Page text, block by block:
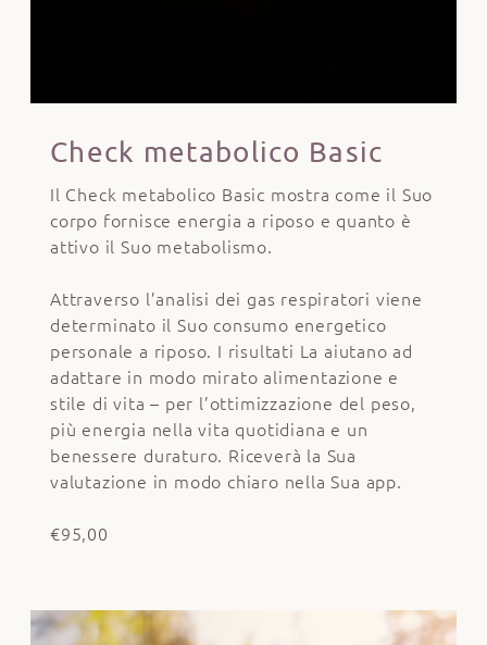
Check metabolico Basic
Il Check metabolico Basic mostra come il Suo
corpo fornisce energia a riposo e quanto è
attivo il Suo metabolismo.
Attraverso l’analisi dei gas respiratori viene
determinato il Suo consumo energetico
personale a riposo. I risultati La aiutano ad
adattare in modo mirato alimentazione e
stile di vita – per l’ottimizzazione del peso,
più energia nella vita quotidiana e un
benessere duraturo. Riceverà la Sua
valutazione in modo chiaro nella Sua app.
€95,00